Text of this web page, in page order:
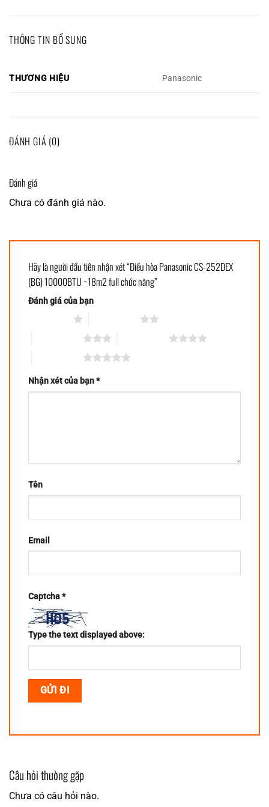
THÔNG TIN BỔ SUNG
THƯƠNG HIỆU Panasonic
ĐÁNH GIÁ (0)
Đánh giá
Chưa có đánh giá nào.
Hãy là người đầu tiên nhận xét “Điều hòa Panasonic CS-252DEX
(BG) 10000BTU ~18m2 full chức năng”
Đánh giá của bạn
Nhận xét của bạn*
Tên
Email
Captcha*
Type the text displayed above:
Câu hỏi thường gặp
Chưa có câu hỏi nào.